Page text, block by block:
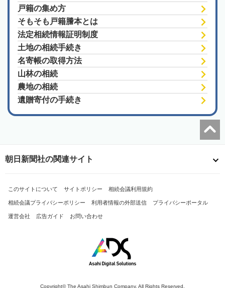
戸籍の集め方
そもそも戸籍謄本とは
法定相続情報証明制度
土地の相続手続き
名寄帳の取得方法
山林の相続
農地の相続
遺贈寄付の手続き
朝日新聞社の関連サイト
このサイトについて サイトポリシー 相続会議利用規約
相続会議プライバシーポリシー 利用者情報の外部送信 プライバシーポータル
運営会社 広告ガイド お問い合わせ
Copyright© The Asahi Shimbun Company. All Rights Reserved.